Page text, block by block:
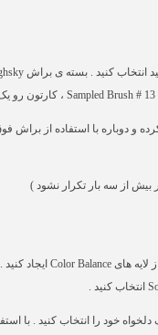
انتخاب کنید . بسته ی براش
Sampled Brush # 13 ، کارتون رو
و دوباره با استفاده از براش
از سه بار تکرار نشود )
Color Balance ایجاد کنید
انتخاب کنید .
دلخواه خود را انتخاب کنید . با